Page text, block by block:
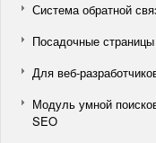
Система обратной
Посадочные страницы
Для веб-
Модуль умной
SEO